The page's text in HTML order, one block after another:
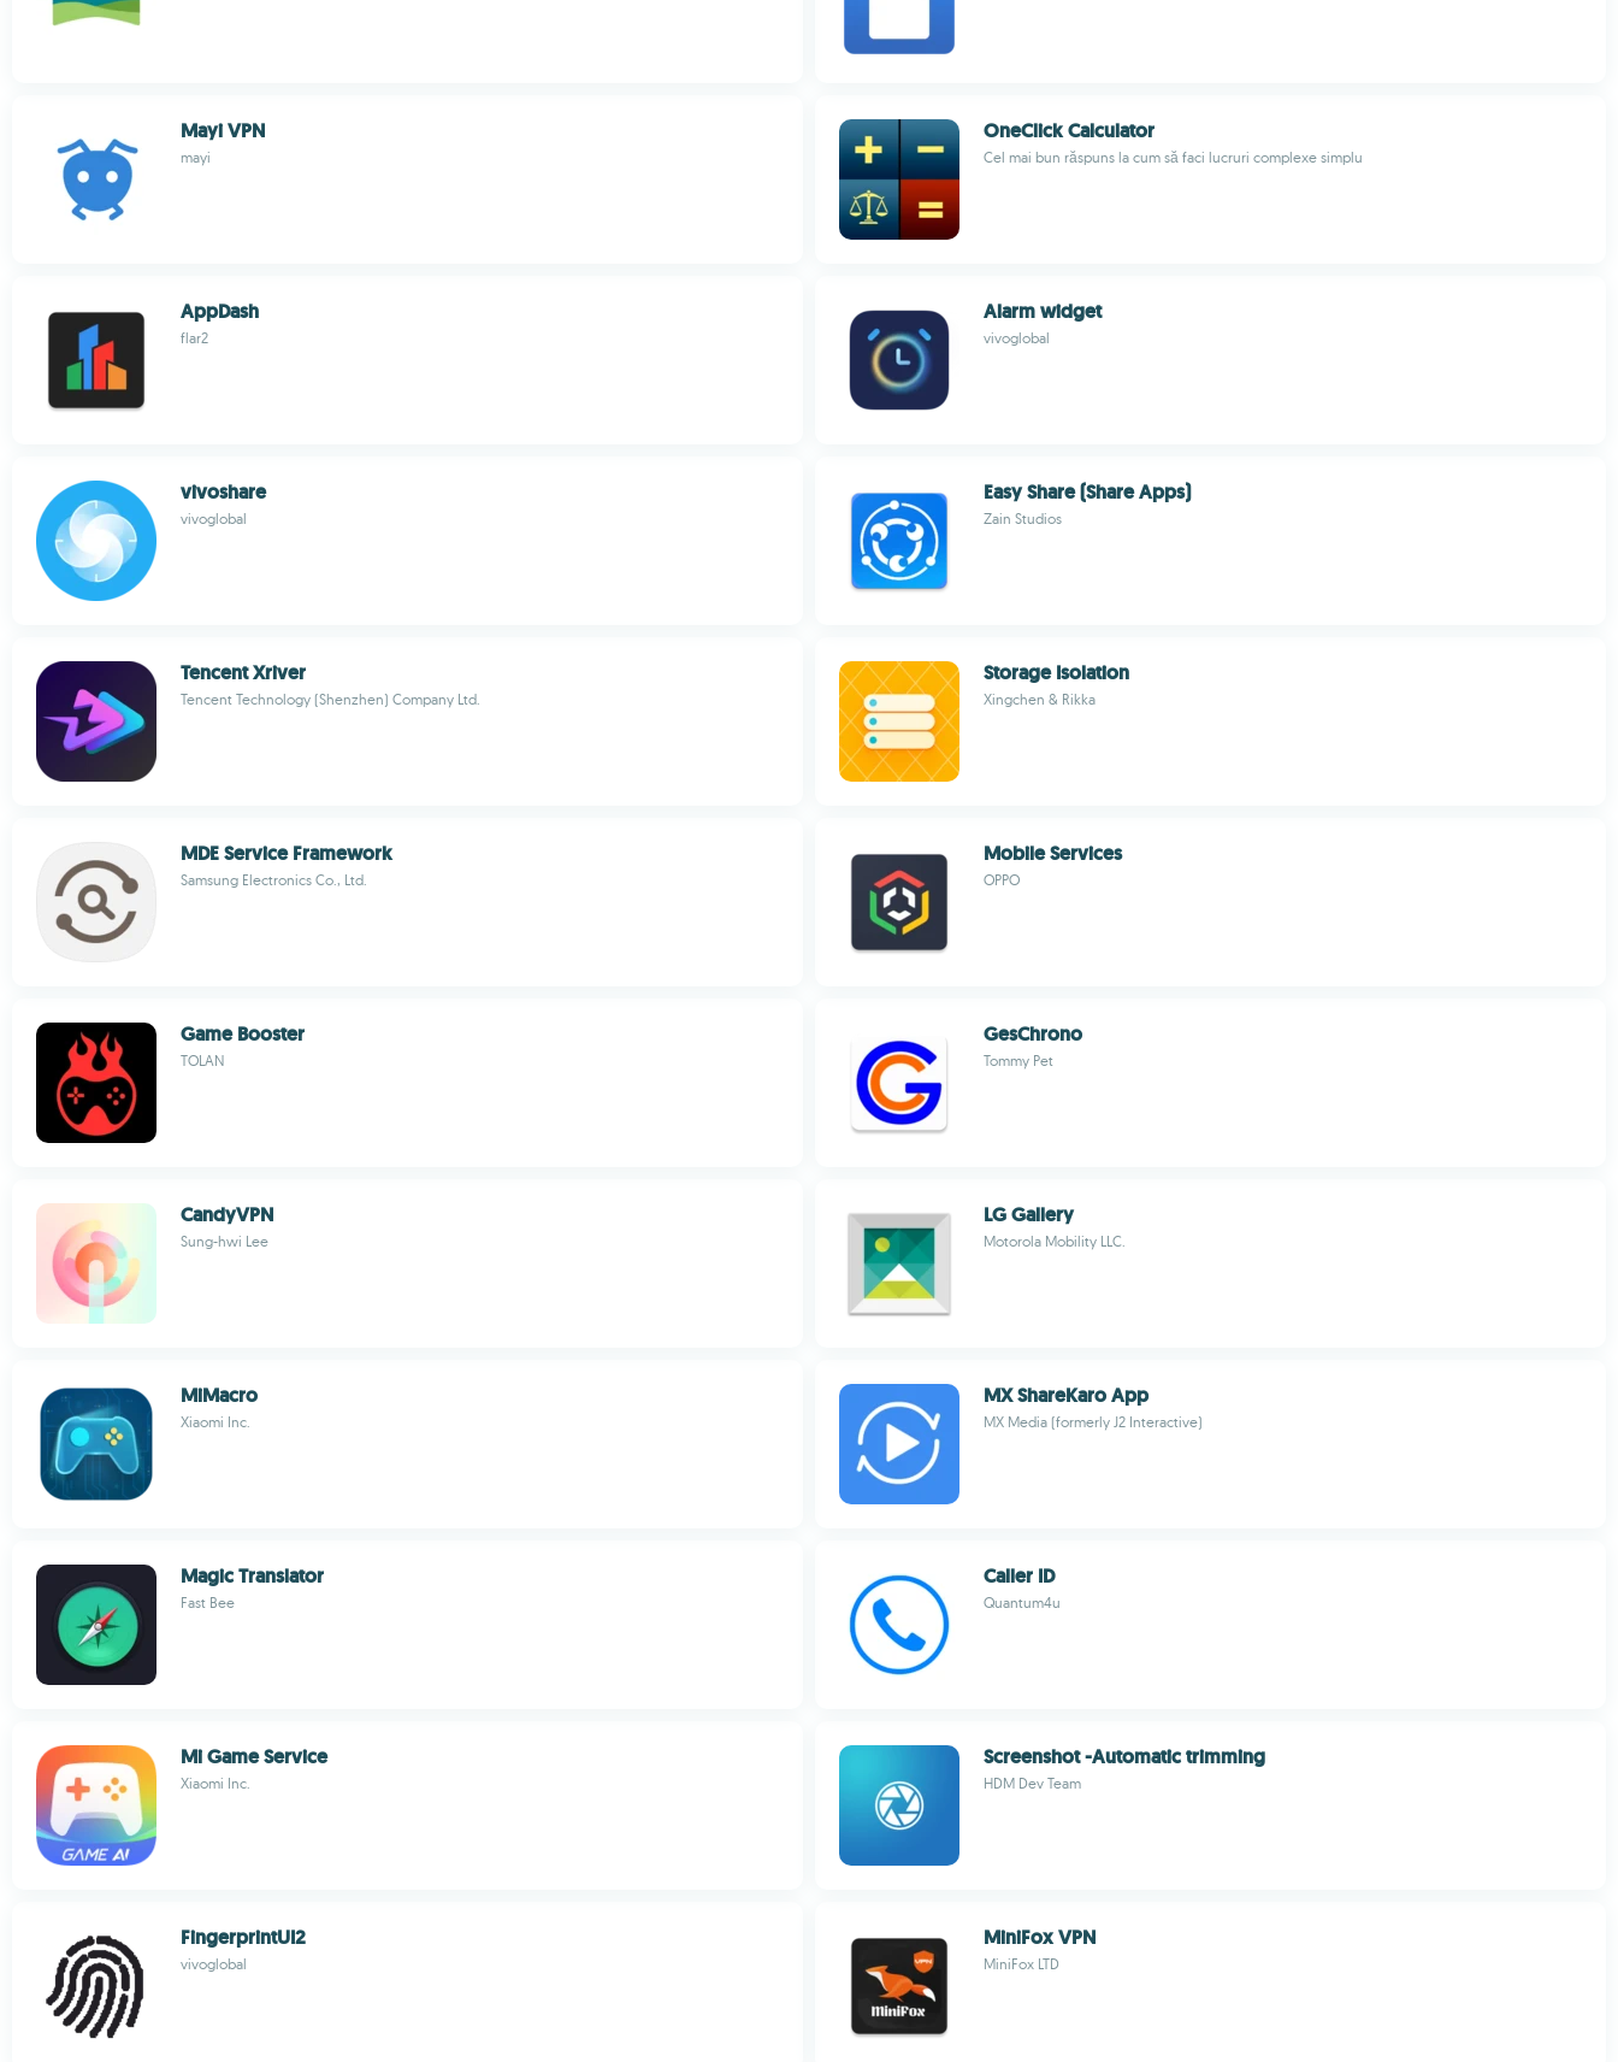
Mayi VPN
mayi
OneClick Calculator
Cel mai bun răspuns la cum să faci lucruri complexe simplu
AppDash
flar2
Alarm widget
vivoglobal
vivoshare
vivoglobal
Easy Share (Share Apps)
Zain Studios
Tencent Xriver
Tencent Technology (Shenzhen) Company Ltd.
Storage Isolation
Xingchen & Rikka
MDE Service Framework
Samsung Electronics Co., Ltd.
Mobile Services
OPPO
Game Booster
TOLAN
GesChrono
Tommy Pet
CandyVPN
Sung-hwi Lee
LG Gallery
Motorola Mobility LLC.
MiMacro
Xiaomi Inc.
MX ShareKaro App
MX Media (formerly J2 Interactive)
Magic Translator
Fast Bee
Caller ID
Quantum4u
Mi Game Service
Xiaomi Inc.
Screenshot -Automatic trimming
HDM Dev Team
FingerprintUI2
vivoglobal
MiniFox VPN
MiniFox LTD